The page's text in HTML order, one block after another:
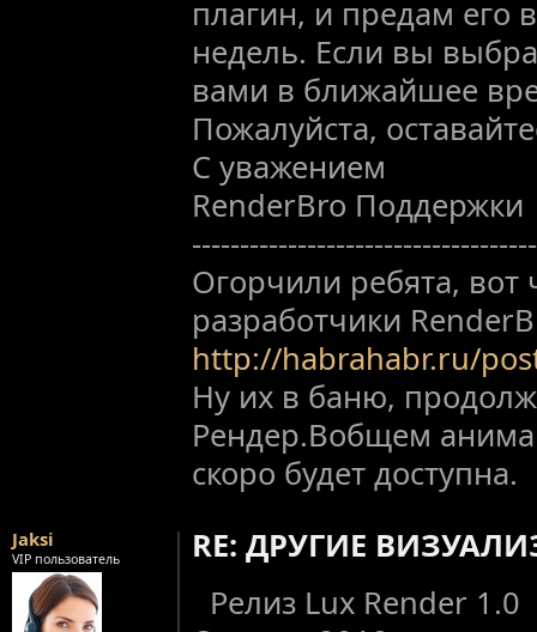
плагин, и предам его
недель. Если вы
вами в ближайшее
Пожалуйста,
С уважением
RenderBro Поддержки
Огорчили ребята, вот
разработчики
http://habrahabr.ru/
Ну их в баню,
Рендер.Вобщем
скоро будет доступна.
Jaksi
VIP пользователь
RE: ДРУГИЕ
Релиз Lux Render 1.0